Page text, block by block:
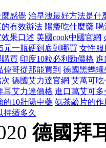
麼感覺 治早洩最好方法是什
有效辦法 陽痿吃什麼藥 喝
果口述 美國cook中國官網
元一瓶硬到底到哪買 女性服
買 印度10粒必利勁價格 進
偉哥從那能買到 德國黑螞蟻
德國艾力達官網 艾萬可吃
耳艾力達價格 進口萬艾可多
的10壯陽中藥 氨茶鹼片的作
持續多久
德國拜